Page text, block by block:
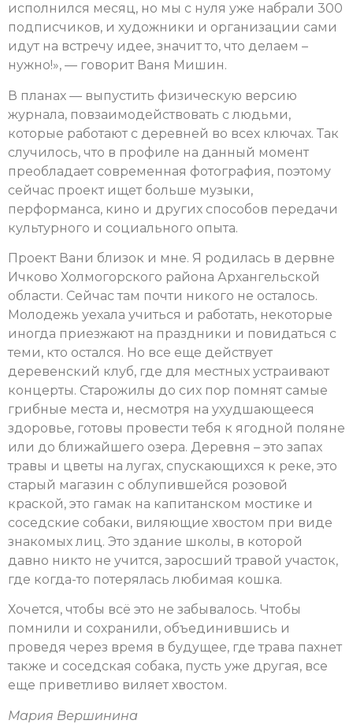
исполнился месяц, но мы с нуля уже набрали 300
подписчиков, и художники и организации сами
идут на встречу идее, значит то, что делаем –
нужно!», — говорит Ваня Мишин.
В планах — выпустить физическую версию
журнала, повзаимодействовать с людьми,
которые работают с деревней во всех ключах. Так
случилось, что в профиле на данный момент
преобладает современная фотография, поэтому
сейчас проект ищет больше музыки,
перформанса, кино и других способов передачи
культурного и социального опыта.
Проект Вани близок и мне. Я родилась в дервне
Ичково Холмогорского района Архангельской
области. Сейчас там почти никого не осталось.
Молодежь уехала учиться и работать, некоторые
иногда приезжают на праздники и повидаться с
теми, кто остался. Но все еще действует
деревенский клуб, где для местных устраивают
концерты. Старожилы до сих пор помнят самые
грибные места и, несмотря на ухудшающееся
здоровье, готовы провести тебя к ягодной поляне
или до ближайшего озера. Деревня – это запах
травы и цветы на лугах, спускающихся к реке, это
старый магазин с облупившейся розовой
краской, это гамак на капитанском мостике и
соседские собаки, виляющие хвостом при виде
знакомых лиц. Это здание школы, в которой
давно никто не учится, заросший травой участок,
где когда-то потерялась любимая кошка.
Хочется, чтобы всё это не забывалось. Чтобы
помнили и сохранили, объединившись и
проведя через время в будущее, где трава пахнет
также и соседская собака, пусть уже другая, все
еще приветливо виляет хвостом.
Мария Вершинина